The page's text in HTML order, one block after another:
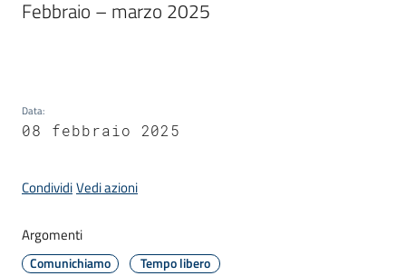
Vivere
C
e
t
i
Febbraio – marzo 2025
Data:
08 febbraio 2025
CondividiVedi azioni
Argomenti
Comunichiamo Tempo libero